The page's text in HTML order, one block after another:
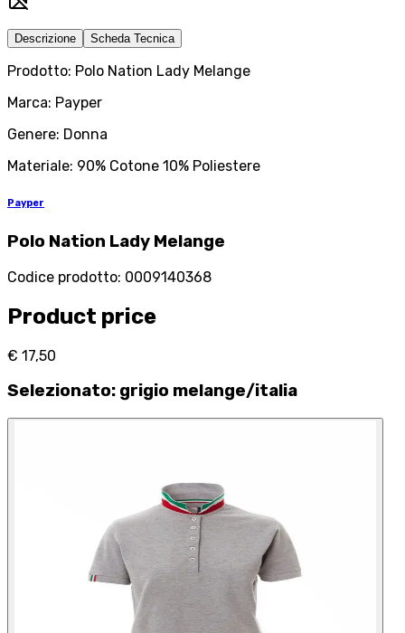
Descrizione Scheda Tecnica
Prodotto: Polo Nation Lady Melange
Marca: Payper
Genere: Donna
Materiale: 90% Cotone 10% Poliestere
Payper
Polo Nation Lady Melange
Codice prodotto: 0009140368
Product price
€ 17,50
Selezionato: grigio melange/italia